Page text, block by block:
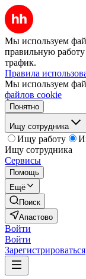
Мы используем
правильную работу
трафик.
Правила
Мы используем
файлов cookie
Понятно
Ищу сотрудника
Ищу работу
Ищу сотрудника
Сервисы
Помощь
Ещё
Поиск
Апастово
Войти
Войти
Зарегистрироваться